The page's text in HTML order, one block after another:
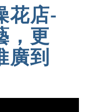
花店-
，更
廣到